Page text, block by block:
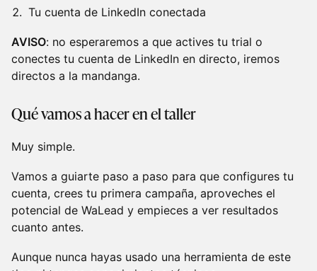
Tu cuenta de LinkedIn conectada
AVISO: no esperaremos a que actives tu trial o
conectes tu cuenta de LinkedIn en directo, iremos
directos a la mandanga.
Qué vamos a hacer en el taller
Muy simple.
Vamos a guiarte paso a paso para que configures tu
cuenta, crees tu primera campaña, aproveches el
potencial de WaLead y empieces a ver resultados
cuanto antes.
Aunque nunca hayas usado una herramienta de este